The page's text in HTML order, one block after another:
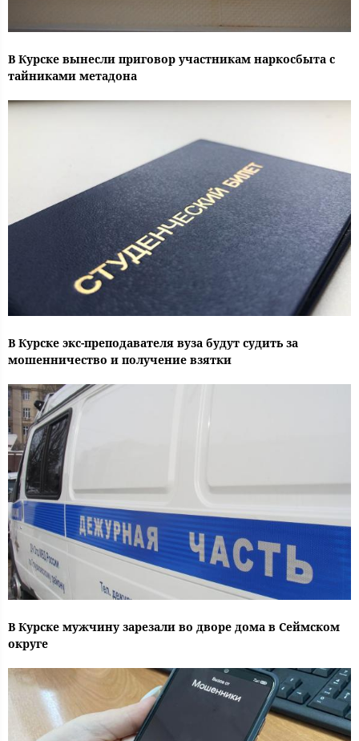
В Курске вынесли приговор участникам наркосбыта с
тайниками метадона
В Курске экс-преподавателя вуза будут судить за
мошенничество и получение взятки
В Курске мужчину зарезали во дворе дома в Сеймском
округе